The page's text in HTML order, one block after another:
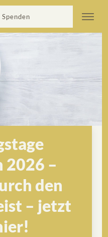
Spenden
2026 –
den
– jetzt